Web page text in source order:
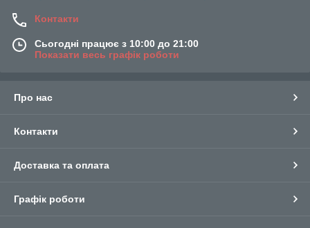
Контакти
Сьогодні працює з 10:00 до 21:00
Показати весь графік роботи
Про нас
Контакти
Доставка та оплата
Графік роботи